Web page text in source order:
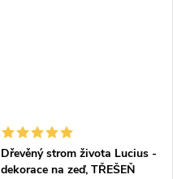
Dřevěný strom života Lucius -
dekorace na zeď, TŘEŠEŇ